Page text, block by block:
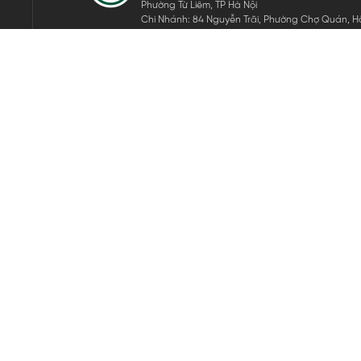
Phường Từ Liêm, TP Hà Nội
Chi Nhánh: 84 Nguyễn Trãi, Phường Chợ Quán,